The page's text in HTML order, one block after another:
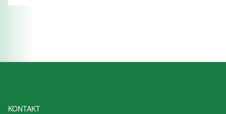
KONTAKT